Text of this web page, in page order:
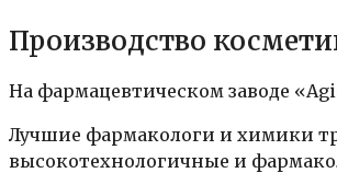
Производство
На фармацевтическом заводе
Лучшие фармакологи и химики
высокотехнологичные и